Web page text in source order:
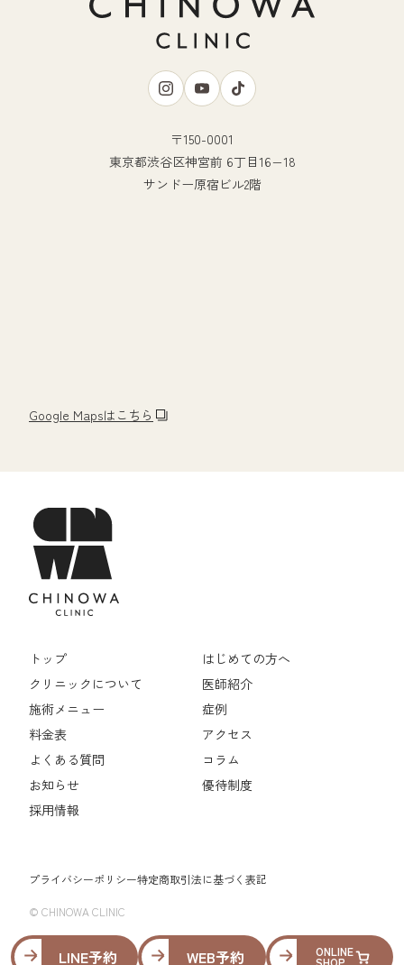
Google Mapsはこちら
〒150-0001
東京都渋谷区神宮前 6丁目16−18
サンドー原宿ビル2階
トップ
はじめての方へ
クリニックについて
医師紹介
施術メニュー
症例
料金表
アクセス
よくある質問
コラム
お知らせ
優待制度
採用情報
プライバシーポリシー特定商取引法に基づく表記
© CHINOWA CLINIC
LINE予約 WEB予約 ONLINE
SHOP